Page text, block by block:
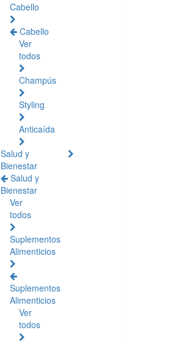
Cabello
Cabello
Ver
todos
Champús
Styling
Anticaída
Salud y
Bienestar
Salud y
Bienestar
Ver
todos
Suplementos
Alimenticios
Suplementos
Alimenticios
Ver
todos